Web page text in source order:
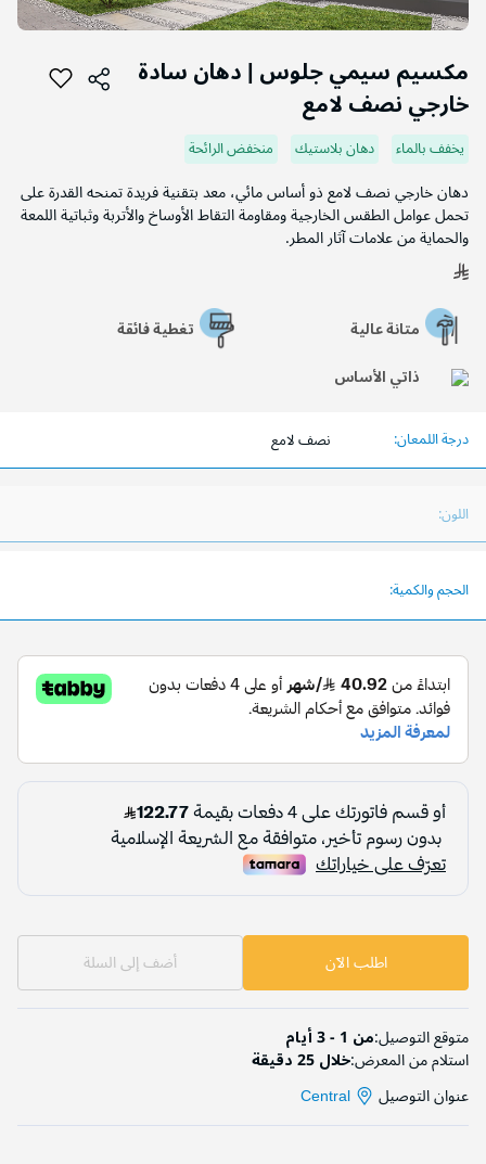
مكسيم سيمي جلوس | دهان سادة
خارجي نصف لامع
يخفف بالماء دهان بلاستيك منخفض الرائحة
دهان خارجي نصف لامع ذو أساس مائي، معد بتقنية فريدة تمنحه القدرة على
تحمل عوامل الطقس الخارجية ومقاومة التقاط الأوساخ والأتربة وثباتية اللمعة
والحماية من علامات آثار المطر.
متانة عالية
تغطية فائقة
ذاتي الأساس
درجة اللمعان: نصف لامع
اللون:
الحجم والكمية:
اطلب الآن أضف إلى السلة
متوقع التوصيل:من 1 - 3 أيام
استلام من المعرض:خلال 25 دقيقة
عنوان التوصيل
Central
التخطي
إلى
بداية
معرض
الصور